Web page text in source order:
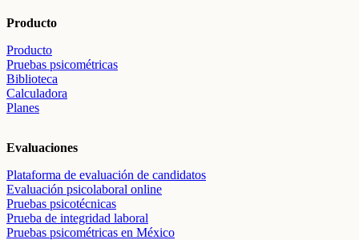
Producto
Producto
Pruebas psicométricas
Biblioteca
Calculadora
Planes
Evaluaciones
Plataforma de evaluación de candidatos
Evaluación psicolaboral online
Pruebas psicotécnicas
Prueba de integridad laboral
Pruebas psicométricas en México